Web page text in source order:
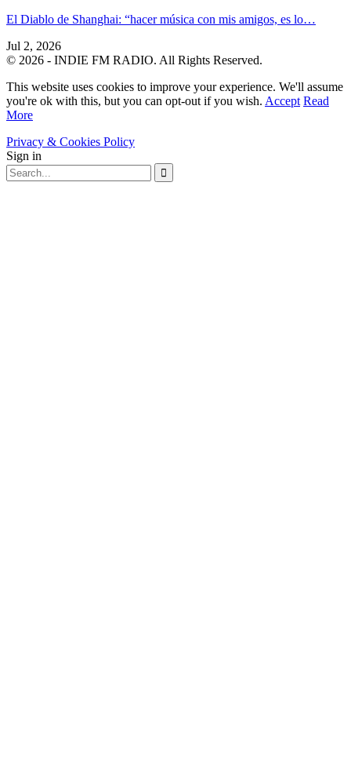
El Diablo de Shanghai: “hacer música con mis amigos, es lo…
Jul 2, 2026
© 2026 - INDIE FM RADIO. All Rights Reserved.
This website uses cookies to improve your experience. We'll assume
you're ok with this, but you can opt-out if you wish. Accept Read
More
Privacy & Cookies Policy
Sign in